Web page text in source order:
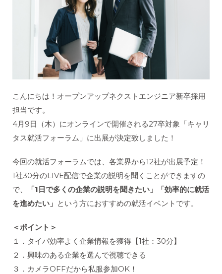
こんにちは！オープンアップネクストエンジニア新卒採用
担当です。
4月9日（木）にオンラインで開催される27卒対象「キャリ
タス就活フォーラム」に出展が決定致しました！
今回の就活フォーラムでは、各業界から12社が出展予定！
1社30分のLIVE配信で企業の説明を聞くことができますの
で、
「1日で多くの企業の説明を聞きたい」「効率的に就活
を進めたい」 という方におすすめの就活イベントです。
＜ポイント＞
１．タイパ効率よく企業情報を獲得【1社：30分】
２．興味のある企業を選んで視聴できる
３．カメラOFFだから私服参加OK！